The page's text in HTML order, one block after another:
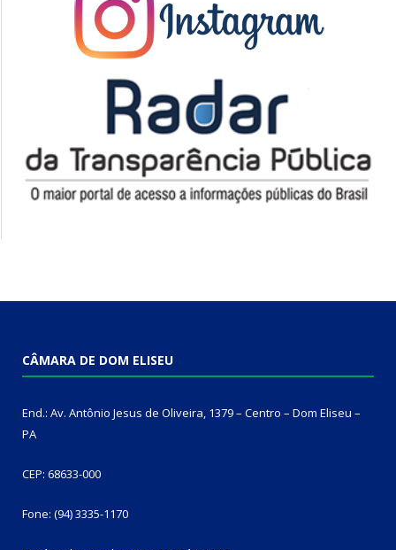
CÂMARA DE DOM ELISEU
End.: Av. Antônio Jesus de Oliveira, 1379 – Centro – Dom Eliseu –
PA
CEP: 68633-000
Fone: (94) 3335-1170